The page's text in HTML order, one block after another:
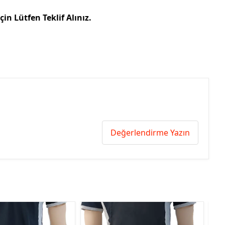
Lütfen Teklif Alınız.
Değerlendirme Yazın